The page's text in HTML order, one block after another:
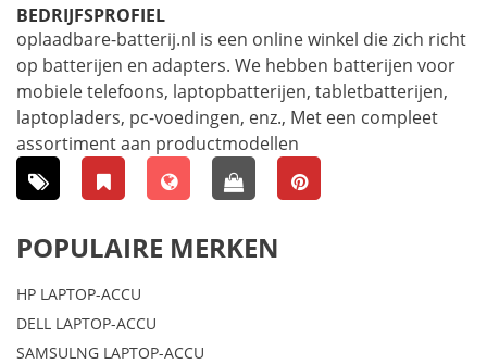
BEDRIJFSPROFIEL
oplaadbare-batterij.nl is een online winkel die zich richt
op batterijen en adapters. We hebben batterijen voor
mobiele telefoons, laptopbatterijen, tabletbatterijen,
laptopladers, pc-voedingen, enz., Met een compleet
assortiment aan productmodellen
POPULAIRE MERKEN
HP LAPTOP-ACCU
DELL LAPTOP-ACCU
SAMSULNG LAPTOP-ACCU